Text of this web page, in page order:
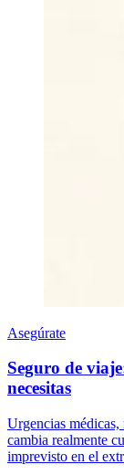
Asegúrate
Seguro de
necesitas
Urgencias
cambia realmente
imprevisto en el